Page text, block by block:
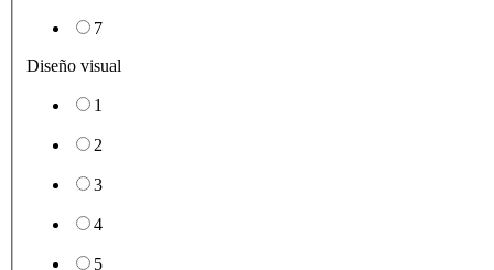
7
Diseño visual
1
2
3
4
5